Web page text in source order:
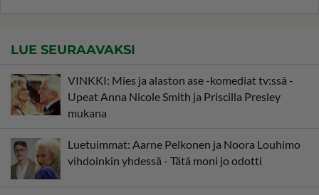
LUE SEURAAVAKSI
VINKKI: Mies ja alaston ase -komediat tv:ssä -
Upeat Anna Nicole Smith ja Priscilla Presley
mukana
Luetuimmat: Aarne Pelkonen ja Noora Louhimo
vihdoinkin yhdessä - Tätä moni jo odotti